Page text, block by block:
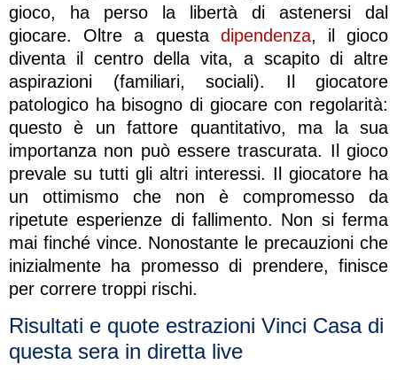
gioco, ha perso la libertà di astenersi dal
giocare. Oltre a questa dipendenza, il gioco
diventa il centro della vita, a scapito di altre
aspirazioni (familiari, sociali). Il giocatore
patologico ha bisogno di giocare con regolarità:
questo è un fattore quantitativo, ma la sua
importanza non può essere trascurata. Il gioco
prevale su tutti gli altri interessi. Il giocatore ha
un ottimismo che non è compromesso da
ripetute esperienze di fallimento. Non si ferma
mai finché vince. Nonostante le precauzioni che
inizialmente ha promesso di prendere, finisce
per correre troppi rischi.
Risultati e quote estrazioni Vinci Casa di
questa sera in diretta live